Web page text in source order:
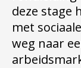
deze stage
met
weg naar